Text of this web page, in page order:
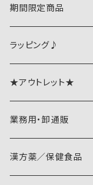
期間限定商品
ラッピング♪
★アウトレット★
業務用・卸通販
漢方薬／保健食品